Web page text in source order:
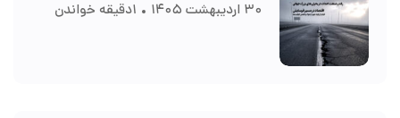
۳۰ اردیبهشت ۱۴۰۵ ۱دقیقه خواندن